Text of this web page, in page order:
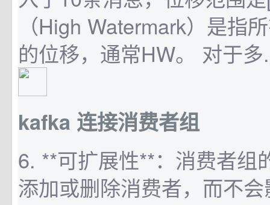
（High Watermark）是指
的位移，通常HW。 对于
kafka 连接消费者组
6. **可扩展性**：消费者组
添加或删除消费者，而不